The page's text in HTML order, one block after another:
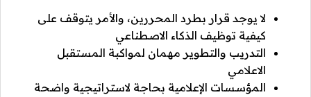
لا يوجد قرار بطرد المحررين، والأمر يتوقف على
كيفية توظيف الذكاء الاصطناعي
التدريب والتطوير مهمان لمواكبة المستقبل
الاعلامي
المؤسسات الإعلامية بحاجة لاستراتيجية واضحة